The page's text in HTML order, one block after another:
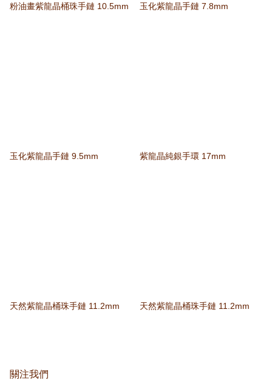
粉油畫紫龍晶桶珠手鏈 10.5mm 玉化紫龍晶手鏈 7.8mm
玉化紫龍晶手鏈 9.5mm 紫龍晶純銀手環 17mm
天然紫龍晶桶珠手鏈 11.2mm 天然紫龍晶桶珠手鏈 11.2mm
關注我們